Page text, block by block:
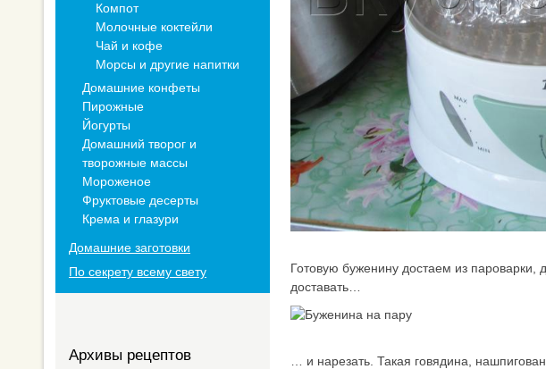
Готовую буженину достаем из
доставать…
… и нарезать. Такая говядина,
Компот
Молочные коктейли
Чай и кофе
Морсы и другие напитки
Домашние конфеты
Пирожные
Йогурты
Домашний творог и
творожные массы
Мороженое
Фруктовые десерты
Крема и глазури
Домашние заготовки
По секрету всему свету
Архивы рецептов